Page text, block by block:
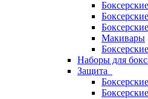
Макивары
Наборы для
Защита